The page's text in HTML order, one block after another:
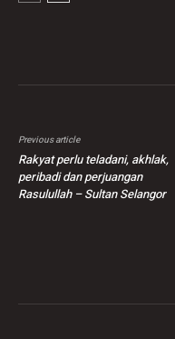
Previous article
Rakyat perlu teladani, akhlak,
peribadi dan perjuangan
Rasulullah – Sultan Selangor